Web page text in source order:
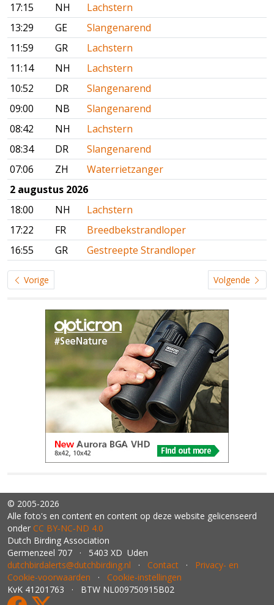
17:15
NH
Lachstern
13:29
GE
Slangenarend
11:59
GR
Lachstern
11:14
NH
Lachstern
10:52
DR
Slangenarend
09:00
NB
Slangenarend
08:42
NH
Lachstern
08:34
DR
Slangenarend
07:06
ZH
Waterrietzanger
2 augustus 2026
18:00
NH
Lachstern
17:22
FR
Breedbekstrandloper
16:55
GR Gestreepte Strandloper
Vorige Volgende
© 2005-2026
Alle foto's en content en content op deze website gelicenseerd
onder CC BY‑NC‑ND 4.0
Dutch Birding Association
Germenzeel 707 · 5403 XD Uden
dutchbirdalerts@dutchbirding.nl · Contact · Privacy- en
Cookie-voorwaarden · Cookie-instellingen
KvK 41201763 · BTW NL009750915B02